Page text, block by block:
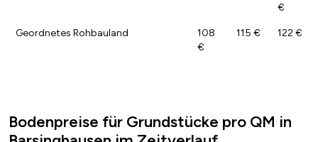
€
Geordnetes Rohbauland
108
€
115 € 122 €
Bodenpreise für Grundstücke pro QM in